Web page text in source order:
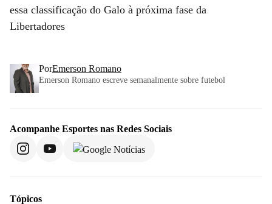
essa classificação do Galo à próxima fase da
Libertadores
PorEmerson Romano
Emerson Romano escreve semanalmente sobre futebol
Acompanhe Esportes nas Redes Sociais
Tópicos